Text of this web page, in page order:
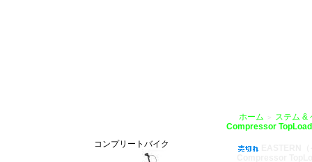
コンプリートバイク
ホーム
ステム &
Compressor TopLoad